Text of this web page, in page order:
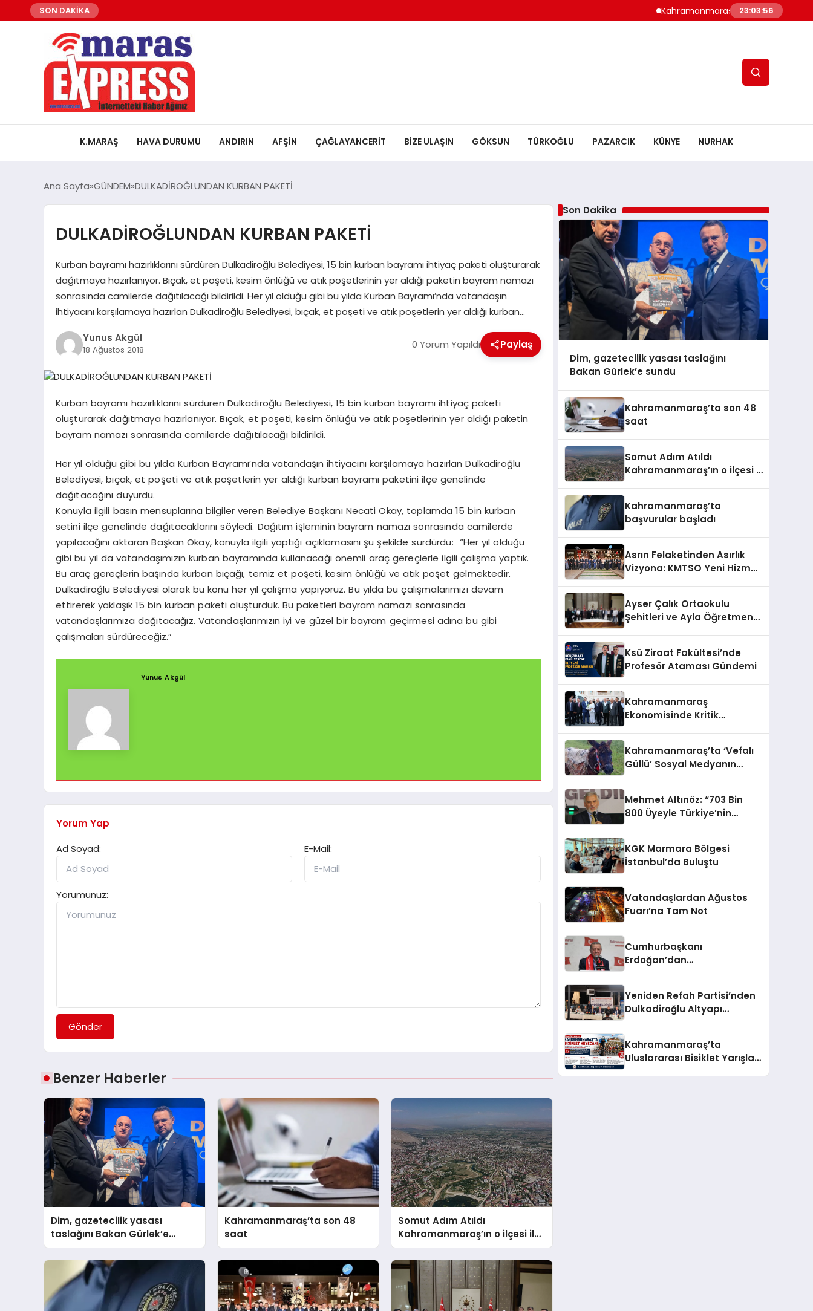
SON DAKİKA Kahramanmaraş’ta Altyapı Çoşkusu:
23:03:57
K.MARAŞ HAVA DURUMU ANDIRIN AFŞİN ÇAĞLAYANCERİT BİZE ULAŞIN GÖKSUN TÜRKOĞLU PAZARCIK KÜNYE NURHAK
Ana Sayfa GÜNDEM DULKADİROĞLUNDAN KURBAN PAKETİ
DULKADİROĞLUNDAN KURBAN PAKETİ
Kurban bayramı hazırlıklarını sürdüren Dulkadiroğlu Belediyesi, 15 bin kurban bayramı ihtiyaç paketi oluşturarak
dağıtmaya hazırlanıyor. Bıçak, et poşeti, kesim önlüğü ve atık poşetlerinin yer aldığı paketin bayram namazı
sonrasında camilerde dağıtılacağı bildirildi. Her yıl olduğu gibi bu yılda Kurban Bayramı’nda vatandaşın
ihtiyacını karşılamaya hazırlan Dulkadiroğlu Belediyesi, bıçak, et poşeti ve atık poşetlerin yer aldığı kurban…
Yunus Akgül
18 Ağustos 2018 0 Yorum Yapıldı Paylaş
Kurban bayramı hazırlıklarını sürdüren Dulkadiroğlu Belediyesi, 15 bin kurban bayramı ihtiyaç paketi
oluşturarak dağıtmaya hazırlanıyor. Bıçak, et poşeti, kesim önlüğü ve atık poşetlerinin yer aldığı paketin
bayram namazı sonrasında camilerde dağıtılacağı bildirildi.
Her yıl olduğu gibi bu yılda Kurban Bayramı’nda vatandaşın ihtiyacını karşılamaya hazırlan Dulkadiroğlu
Belediyesi, bıçak, et poşeti ve atık poşetlerin yer aldığı kurban bayramı paketini ilçe genelinde
dağıtacağını duyurdu.
Konuyla ilgili basın mensuplarına bilgiler veren Belediye Başkanı Necati Okay, toplamda 15 bin kurban
setini ilçe genelinde dağıtacaklarını söyledi. Dağıtım işleminin bayram namazı sonrasında camilerde
yapılacağını aktaran Başkan Okay, konuyla ilgili yaptığı açıklamasını şu şekilde sürdürdü: “Her yıl olduğu
gibi bu yıl da vatandaşımızın kurban bayramında kullanacağı önemli araç gereçlerle ilgili çalışma yaptık.
Bu araç gereçlerin başında kurban bıçağı, temiz et poşeti, kesim önlüğü ve atık poşet gelmektedir.
Dulkadiroğlu Belediyesi olarak bu konu her yıl çalışma yapıyoruz. Bu yılda bu çalışmalarımızı devam
ettirerek yaklaşık 15 bin kurban paketi oluşturduk. Bu paketleri bayram namazı sonrasında
vatandaşlarımıza dağıtacağız. Vatandaşlarımızın iyi ve güzel bir bayram geçirmesi adına bu gibi
çalışmaları sürdüreceğiz.”
Yunus Akgül
Yorum Yap
Ad Soyad:
E-Mail:
Yorumunuz:
Gönder
Benzer Haberler
Dim, gazetecilik yasası
taslağını Bakan Gürlek’e
sundu
Kahramanmaraş’ta son 48
saat
Somut Adım Atıldı
Kahramanmaraş’ın o ilçesi il
olacak
Son Dakika
Dim, gazetecilik yasası taslağını
Bakan Gürlek’e sundu
Kahramanmaraş’ta son 48
saat
Somut Adım Atıldı
Kahramanmaraş’ın o ilçesi il
Kahramanmaraş’ta
başvurular başladı
Asrın Felaketinden Asırlık
Vizyona: KMTSO Yeni Hizmet
Ayser Çalık Ortaokulu
Şehitleri ve Ayla Öğretmen
Ksü Ziraat Fakültesi’nde
Profesör Ataması Gündemi
Kahramanmaraş
Ekonomisinde Kritik
Kahramanmaraş’ta ‘Vefalı
Güllü’ Sosyal Medyanın
Mehmet Altınöz: “703 Bin
800 Üyeyle Türkiye’nin
KGK Marmara Bölgesi
İstanbul’da Buluştu
Vatandaşlardan Ağustos
Fuarı’na Tam Not
Cumhurbaşkanı
Erdoğan’dan
Yeniden Refah Partisi’nden
Dulkadiroğlu Altyapı
Kahramanmaraş’ta
Uluslararası Bisiklet Yarışları